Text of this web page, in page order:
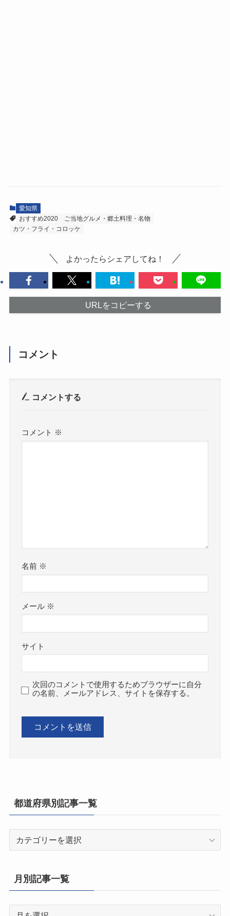
愛知県
おすすめ2020
ご当地グルメ・郷土料理・名物
カツ・フライ・コロッケ
よかったらシェアしてね！
URLをコピーする
コメント
コメントする
コメント ※
名前 ※
メール ※
サイト
次回のコメントで使用するためブラウザーに自分
の名前、メールアドレス、サイトを保存する。
都道府県別記事一覧
県
別
月別記事一覧